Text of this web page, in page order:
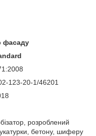
фасаду
123-20-1/46201
розроблений
бетону, шиферу